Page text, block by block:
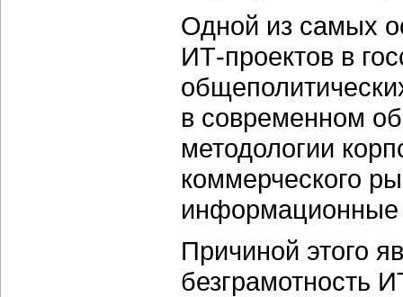
Одной из самых
ИТ-проектов в
в современном
методологии
коммерческого
Причиной этого
безграмотность